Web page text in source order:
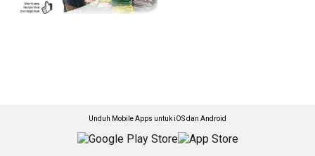
Unduh Mobile Apps untuk iOS dan Android